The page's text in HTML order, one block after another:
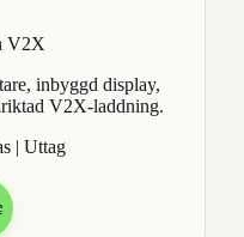
V2X
inbyggd display,
V2X-laddning.
| Uttag